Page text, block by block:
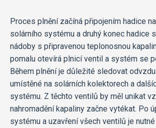
Proces plnění začíná připojením hadice
solárního systému a druhý konec hadice
nádoby s připravenou teplonosnou
pomalu otevírá plnicí ventil a systém se
Během plnění je důležité sledovat
umístěné na solárních kolektorech a
systému. Z těchto ventilů by měl unikat
nahromadění kapaliny začne vytékat. Po
systému a uzavření všech ventilů je